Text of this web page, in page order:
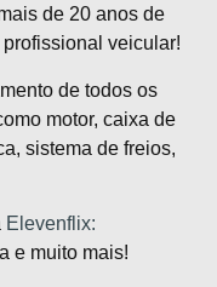
de 20 anos de
veicular!
de todos os
motor, caixa de
sistema de freios,
Elevenflix:
e muito mais!